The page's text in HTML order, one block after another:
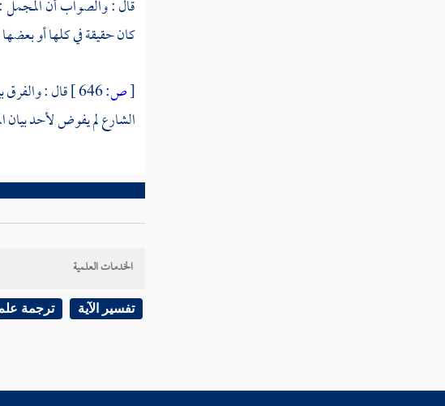
قال : والصواب أن المجمل :
كان حقيقة في كلها أو
[ص:
قال : والفرق
الشارع لم يفوض لأحد
الخدمات العلمية
تفسير الآية ترجمة